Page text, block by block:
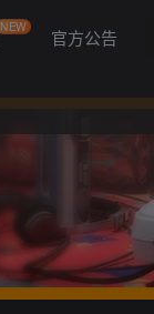
NEW 官方公告